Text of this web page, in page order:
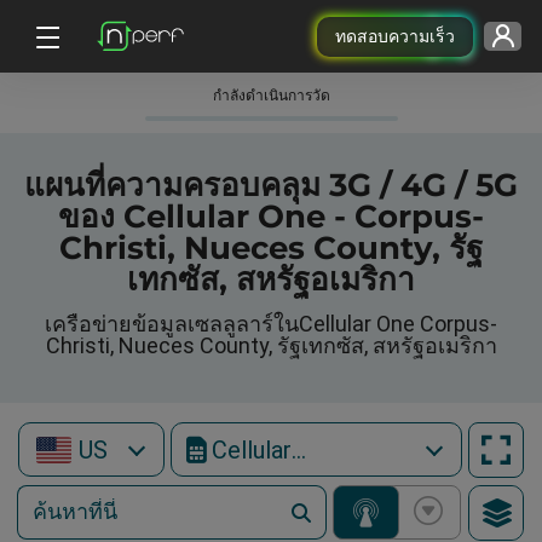
ทดสอบความเร็ว
กําลังดําเนินการวัด
แผนที่ความครอบคลุม 3G / 4G / 5G
ของ Cellular One - Corpus-
Christi, Nueces County, รัฐ
เทกซัส, สหรัฐอเมริกา
เครือข่ายข้อมูลเซลลูลาร์ในCellular One Corpus-
Christi, Nueces County, รัฐเทกซัส, สหรัฐอเมริกา
US Cellular One